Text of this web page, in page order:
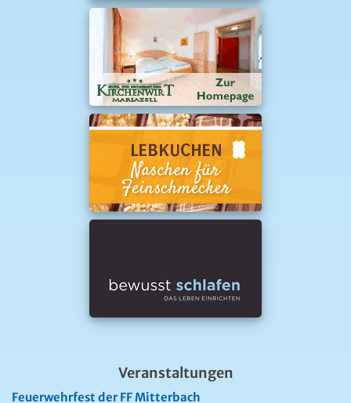
Veranstaltungen
Feuerwehrfest der FF Mitterbach